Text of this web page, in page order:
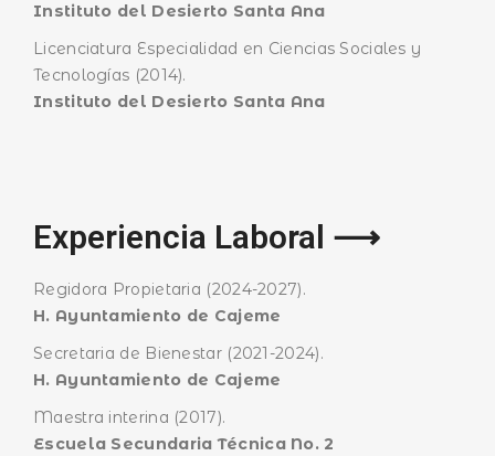
Instituto del Desierto Santa Ana
Licenciatura Especialidad en Ciencias Sociales y
Tecnologías (2014).
Instituto del Desierto Santa Ana
Experiencia Laboral ⟶
Regidora Propietaria (2024-2027).
H. Ayuntamiento de Cajeme
Secretaria de Bienestar (2021-2024).
H. Ayuntamiento de Cajeme
Maestra interina (2017).
Escuela Secundaria Técnica No. 2